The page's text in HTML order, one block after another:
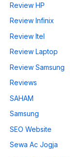
Review HP
Review Infinix
Review Itel
Review Laptop
Review Samsung
Reviews
SAHAM
Samsung
SEO Website
Sewa Ac Jogja